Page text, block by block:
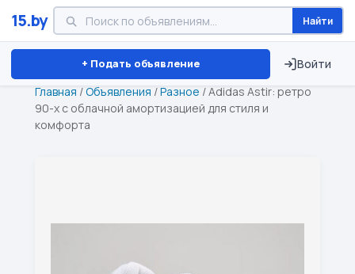
15.by Найти
+ Подать объявление Войти
Минск Витебск Брест ⏱ ТОЛЬКО 15 ДНЕЙ
Главная /Объявления /Разное /Adidas Astir: ретро
90-х с облачной амортизацией для стиля и
комфорта